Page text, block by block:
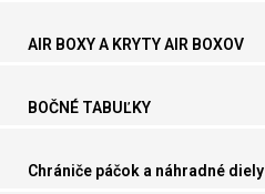
AIR BOXY A KRYTY AIR BOXOV
BOČNÉ TABUĽKY
Chrániče páčok a náhradné diely